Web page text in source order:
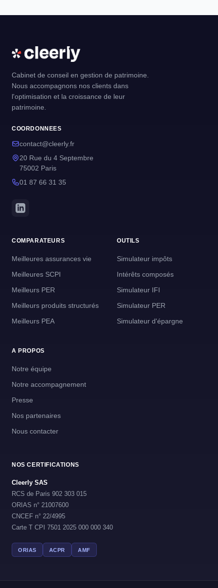
Cabinet de conseil en gestion de patrimoine.
Nous accompagnons nos clients dans
l'optimisation et la croissance de leur
patrimoine.
COORDONNEES
contact@cleerly.fr
20 Rue du 4 Septembre
75002 Paris
01 87 66 31 35
COMPARATEURS
Meilleures assurances vie
Meilleures SCPI
Meilleurs PER
Meilleurs produits structurés
Meilleurs PEA
OUTILS
Simulateur impôts
Intérêts composés
Simulateur IFI
Simulateur PER
Simulateur d'épargne
A PROPOS
Notre équipe
Notre accompagnement
Presse
Nos partenaires
Nous contacter
NOS CERTIFICATIONS
Cleerly SAS
RCS de Paris 902 303 015
ORIAS n° 21007600
CNCEF n° 22/4995
Carte T CPI 7501 2025 000 000 340
ORIAS ACPR AMF